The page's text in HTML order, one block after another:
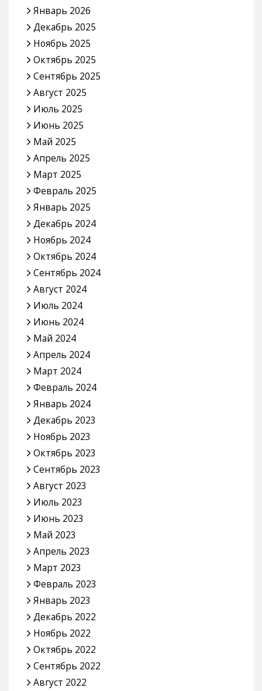
Январь 2026
Декабрь 2025
Ноябрь 2025
Октябрь 2025
Сентябрь 2025
Август 2025
Июль 2025
Июнь 2025
Май 2025
Апрель 2025
Март 2025
Февраль 2025
Январь 2025
Декабрь 2024
Ноябрь 2024
Октябрь 2024
Сентябрь 2024
Август 2024
Июль 2024
Июнь 2024
Май 2024
Апрель 2024
Март 2024
Февраль 2024
Январь 2024
Декабрь 2023
Ноябрь 2023
Октябрь 2023
Сентябрь 2023
Август 2023
Июль 2023
Июнь 2023
Май 2023
Апрель 2023
Март 2023
Февраль 2023
Январь 2023
Декабрь 2022
Ноябрь 2022
Октябрь 2022
Сентябрь 2022
Август 2022